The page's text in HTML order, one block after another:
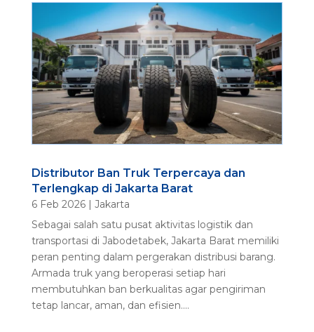
Distributor Ban Truk Terpercaya dan
Terlengkap di Jakarta Barat
6 Feb 2026| Jakarta
Sebagai salah satu pusat aktivitas logistik dan
transportasi di Jabodetabek, Jakarta Barat memiliki
peran penting dalam pergerakan distribusi barang.
Armada truk yang beroperasi setiap hari
membutuhkan ban berkualitas agar pengiriman
tetap lancar, aman, dan efisien....